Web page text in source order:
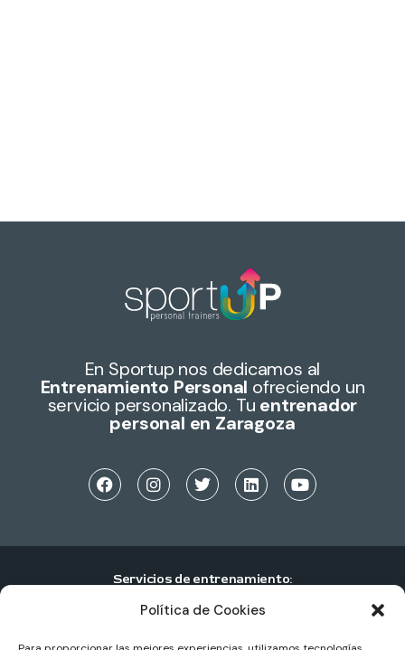
Política de Cookies
En Sportup nos dedicamos al
Entrenamiento Personal ofreciendo un
servicio personalizado. Tu entrenador
personal en Zaragoza
Servicios de entrenamiento:
Entrenamiento personal individual